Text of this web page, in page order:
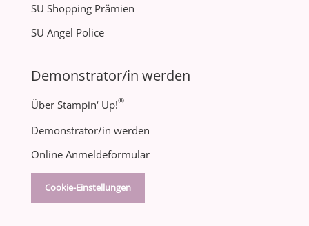
SU Shopping Prämien
SU Angel Police
Demonstrator/in werden
Über Stampin‘ Up!®
Demonstrator/in werden
Online Anmeldeformular
Cookie-Einstellungen